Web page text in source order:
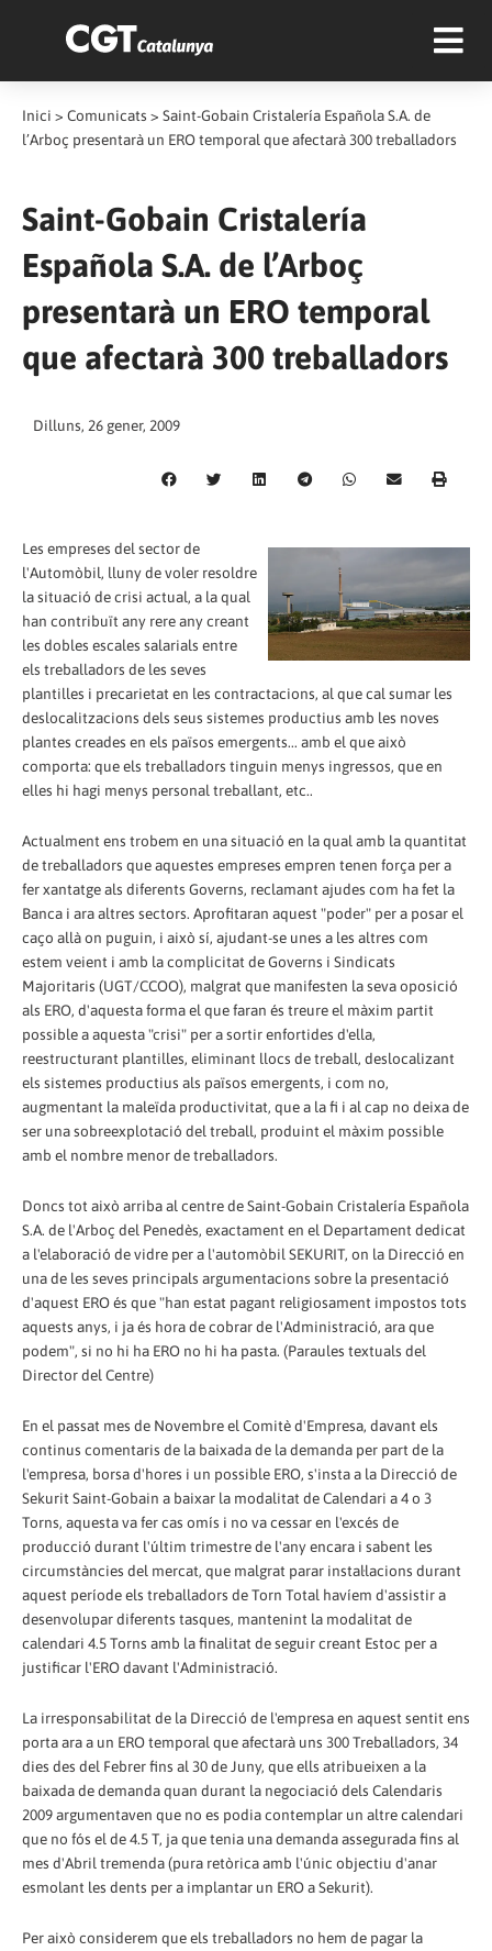
Inici > Comunicats > Saint-Gobain Cristalería Española S.A. de
l’Arboç presentarà un ERO temporal que afectarà 300 treballadors
Saint-Gobain Cristalería
Española S.A. de l’Arboç
presentarà un ERO temporal
que afectarà 300 treballadors
Dilluns, 26 gener, 2009
Les empreses del sector de
l'Automòbil, lluny de voler resoldre
la situació de crisi actual, a la qual
han contribuït any rere any creant
les dobles escales salarials entre
els treballadors de les seves
plantilles i precarietat en les contractacions, al que cal sumar les
deslocalitzacions dels seus sistemes productius amb les noves
plantes creades en els països emergents... amb el que això
comporta: que els treballadors tinguin menys ingressos, que en
elles hi hagi menys personal treballant, etc..
Actualment ens trobem en una situació en la qual amb la quantitat
de treballadors que aquestes empreses empren tenen força per a
fer xantatge als diferents Governs, reclamant ajudes com ha fet la
Banca i ara altres sectors. Aprofitaran aquest "poder" per a posar el
caço allà on puguin, i això sí, ajudant-se unes a les altres com
estem veient i amb la complicitat de Governs i Sindicats
Majoritaris (UGT/CCOO), malgrat que manifesten la seva oposició
als ERO, d'aquesta forma el que faran és treure el màxim partit
possible a aquesta "crisi" per a sortir enfortides d'ella,
reestructurant plantilles, eliminant llocs de treball, deslocalizant
els sistemes productius als països emergents, i com no,
augmentant la maleïda productivitat, que a la fi i al cap no deixa de
ser una sobreexplotació del treball, produint el màxim possible
amb el nombre menor de treballadors.
Doncs tot això arriba al centre de Saint-Gobain Cristalería Española
S.A. de l'Arboç del Penedès, exactament en el Departament dedicat
a l'elaboració de vidre per a l'automòbil SEKURIT, on la Direcció en
una de les seves principals argumentacions sobre la presentació
d'aquest ERO és que "han estat pagant religiosament impostos tots
aquests anys, i ja és hora de cobrar de l'Administració, ara que
podem", si no hi ha ERO no hi ha pasta. (Paraules textuals del
Director del Centre)
En el passat mes de Novembre el Comitè d'Empresa, davant els
continus comentaris de la baixada de la demanda per part de la
l'empresa, borsa d'hores i un possible ERO, s'insta a la Direcció de
Sekurit Saint-Gobain a baixar la modalitat de Calendari a 4 o 3
Torns, aquesta va fer cas omís i no va cessar en l'excés de
producció durant l'últim trimestre de l'any encara i sabent les
circumstàncies del mercat, que malgrat parar instal·lacions durant
aquest període els treballadors de Torn Total havíem d'assistir a
desenvolupar diferents tasques, mantenint la modalitat de
calendari 4.5 Torns amb la finalitat de seguir creant Estoc per a
justificar l'ERO davant l'Administració.
La irresponsabilitat de la Direcció de l'empresa en aquest sentit ens
porta ara a un ERO temporal que afectarà uns 300 Treballadors, 34
dies des del Febrer fins al 30 de Juny, que ells atribueixen a la
baixada de demanda quan durant la negociació dels Calendaris
2009 argumentaven que no es podia contemplar un altre calendari
que no fós el de 4.5 T, ja que tenia una demanda assegurada fins al
mes d'Abril tremenda (pura retòrica amb l'únic objectiu d'anar
esmolant les dents per a implantar un ERO a Sekurit).
Per això considerem que els treballadors no hem de pagar la